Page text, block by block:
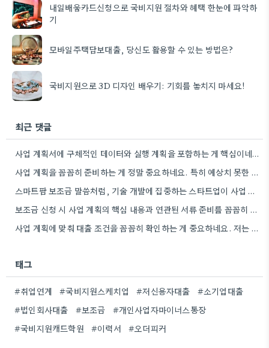
내일배움카드신청으로 국비지원 절차와 혜택 한눈에 파악하
기
모바일주택담보대출, 당신도 활용할 수 있는 방법은?
국비지원으로 3D 디자인 배우기: 기회를 놓치지 마세요!
최근 댓글
사업 계획서에 구체적인 데이터와 실행 계획을 포함하는 게 핵심이네요. 제가 비슷한 경험이 있어서, 단순히 아이디어를…
사업 계획을 꼼꼼히 준비하는 게 정말 중요하네요. 특히 예상치 못한 지출 때문에 어려움을 겪는 경우도…
스마트팜 보조금 말씀처럼, 기술 개발에 집중하는 스타트업이 사업 모델과 연결해서 시너지를 낼 수 있다면 정말…
보조금 신청 시 사업 계획의 핵심 내용과 연관된 서류 준비를 꼼꼼히 하는 것이 중요하네요. 특히…
사업 계획에 맞춰 대출 조건을 꼼꼼히 확인하는 게 중요하네요. 저는 사업 확장 시 금리 변화를…
태그
#취업연계 #국비지원스케치업 #저신용자대출
#소기업대출
#법인회사대출
#보조금
#개인사업자마이너스통장
#국비지원캐드학원
#이력서 #오더피커